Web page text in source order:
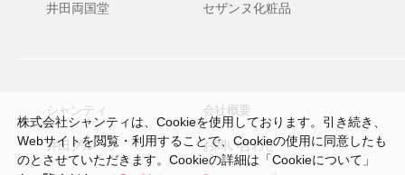
井田両国堂 セザンヌ化粧品
シャンティ 会社概要
井田グループ お問い合わせ
株式会社シャンティは、Cookieを使用しております。引き続き、
Webサイトを閲覧・利用することで、Cookieの使用に同意したも
のとさせていただきます。Cookieの詳細は「Cookieについて」